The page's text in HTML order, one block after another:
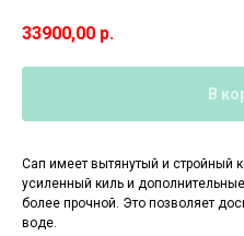
33900,00 р.
В
Сап имеет вытянутый и стройный
усиленный киль и
более прочной. Это позволяет
воде.